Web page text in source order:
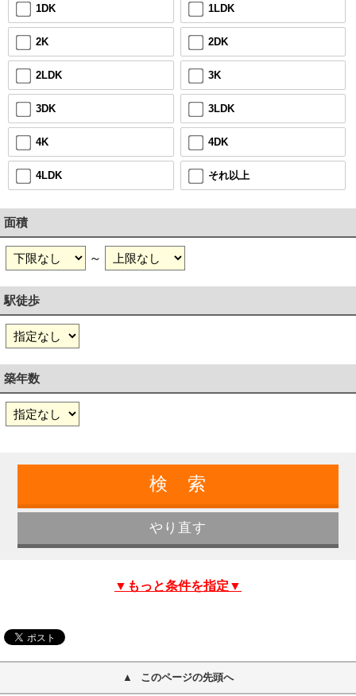
1DK 1LDK
2K 2DK
2LDK 3K
3DK 3LDK
4K 4DK
4LDK それ以上
面積
～
駅徒歩
築年数
▼もっと条件を指定▼
このページの先頭へ